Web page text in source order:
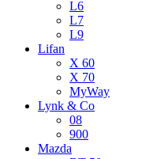
L6
L7
L9
Lifan
X 60
X 70
MyWay
Lynk & Co
08
900
Mazda